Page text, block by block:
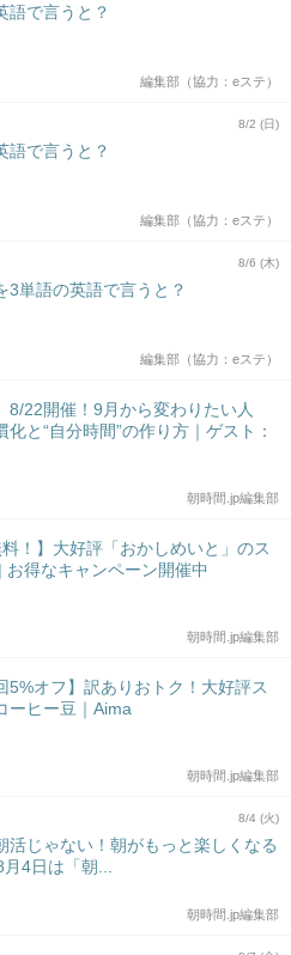
語で言うと？
編集部（協力：eステ）
8/2 (日)
語で言うと？
編集部（協力：eステ）
8/6 (木)
3単語の英語で言うと？
編集部（協力：eステ）
8/22開催！9月から変わりたい人
と“自分時間”の作り方｜ゲスト：
朝時間.jp編集部
料！】大好評「おかしめいと」のス
お得なキャンペーン開催中
朝時間.jp編集部
5%オフ】訳ありおトク！大好評ス
ーヒー豆｜Aima
朝時間.jp編集部
8/4 (火)
活じゃない！朝がもっと楽しくなる
4日は「朝...
朝時間.jp編集部